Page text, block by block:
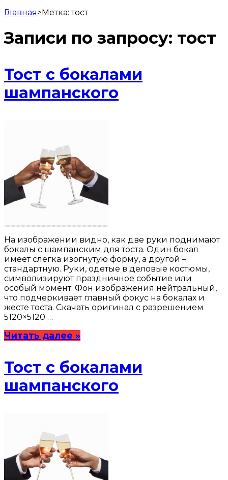
Главная>Метка:тост
Записи по запросу: тост
Тост с бокалами
шампанского
На изображении видно, как две руки поднимают
бокалы с шампанским для тоста. Один бокал
имеет слегка изогнутую форму, а другой –
стандартную. Руки, одетые в деловые костюмы,
символизируют праздничное событие или
особый момент. Фон изображения нейтральный,
что подчеркивает главный фокус на бокалах и
жесте тоста. Скачать оригинал с разрешением
5120×5120 …
Читать далее »
Тост с бокалами
шампанского